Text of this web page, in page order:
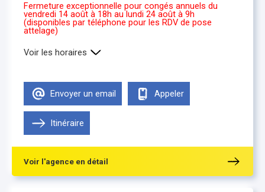
Fermeture exceptionnelle pour congés annuels du
vendredi 14 août à 18h au lundi 24 août à 9h
(disponibles par téléphone pour les RDV de pose
attelage)
Voir les horaires
Mardi
9h00-12h00 , 13h30-18h00
Mercredi 9h00-12h00 , 13h30-18h00
Jeudi 9h00-12h00 , 13h30-18h00
Vendredi
9h00-12h00 , 13h30-18h00
Samedi Fermé
Envoyer un email Appeler
Itinéraire
Voir l'agence en détail